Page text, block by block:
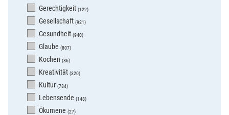
Gerechtigkeit (122)
Gesellschaft (921)
Gesundheit (940)
Glaube (807)
Kochen (86)
Kreativität (320)
Kultur (784)
Lebensende (148)
Ökumene (27)